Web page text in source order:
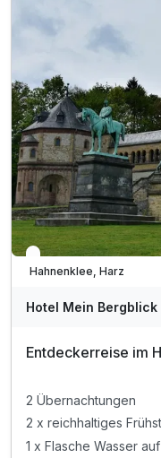
inkl. Nutzung unserer
inkl. Nutzung
Ermäßigter oder
öffentliche
inkl. Parkplatz
inkl. W-LAN
In 1 Woche wieder frei
Hahnenklee, Harz
Hotel Mein Bergblick
Entdeckerreise im
2 Übernachtungen
2 x reichhaltiges
1 x Flasche Wasser